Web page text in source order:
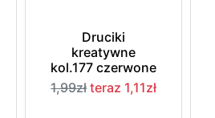
Druciki
kreatywne
kol.177 czerwone
1,99zł teraz 1,11zł